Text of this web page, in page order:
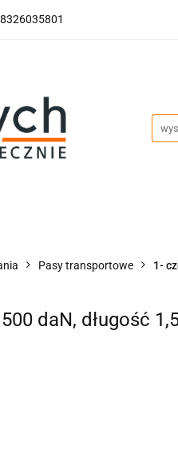
mocowania
Pasy transportowe 1-
daN, długość